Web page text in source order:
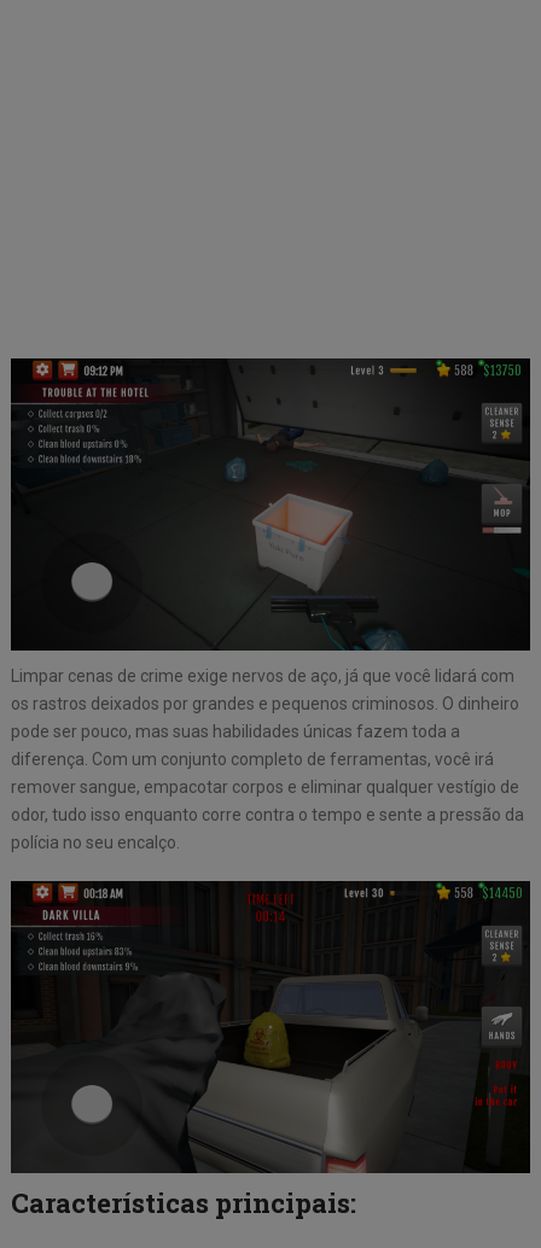
Limpar cenas de crime exige nervos de aço, já que você lidará com
os rastros deixados por grandes e pequenos criminosos. O dinheiro
pode ser pouco, mas suas habilidades únicas fazem toda a
diferença. Com um conjunto completo de ferramentas, você irá
remover sangue, empacotar corpos e eliminar qualquer vestígio de
odor, tudo isso enquanto corre contra o tempo e sente a pressão da
polícia no seu encalço.
Características principais: